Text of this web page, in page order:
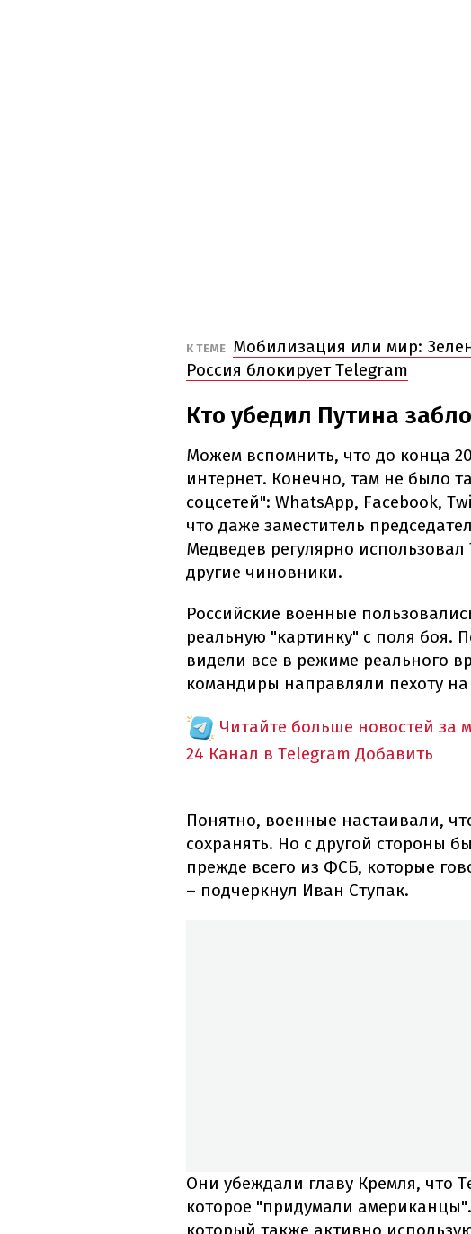
К ТЕМЕ Мобилизация или мир:
Россия блокирует Telegram
Кто убедил Путина
Можем вспомнить, что до конца
интернет. Конечно, там не было
соцсетей": WhatsApp, Facebook,
что даже заместитель
Медведев регулярно
другие чиновники.
Российские военные
реальную "картинку" с поля боя.
видели все в режиме реального
командиры направляли пехоту
Читайте больше новостей за
24 Канал в Telegram Добавить
Понятно, военные настаивали,
сохранять. Но с другой стороны
прежде всего из ФСБ, которые
– подчеркнул Иван Ступак.
Они убеждали главу Кремля, что
которое "придумали
который также активно